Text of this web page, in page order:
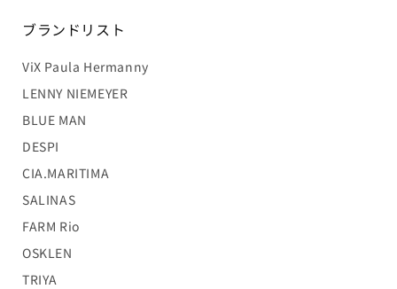
ブランドリスト
ViX Paula Hermanny
LENNY NIEMEYER
BLUE MAN
DESPI
CIA.MARITIMA
SALINAS
FARM Rio
OSKLEN
TRIYA